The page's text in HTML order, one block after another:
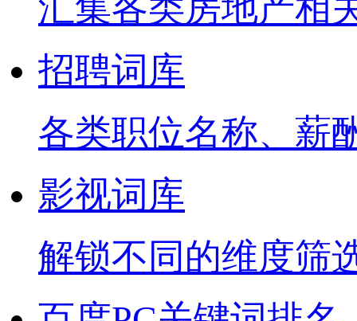
招聘词库
各类职位名称、薪
影视词库
解锁不同的维度筛